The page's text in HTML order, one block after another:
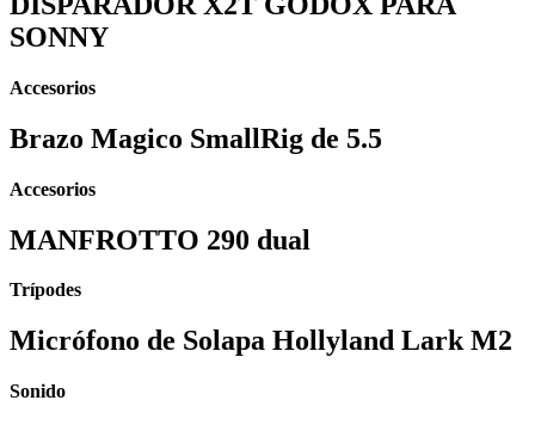
SONNY
Accesorios
Brazo Magico SmallRig de 5.5
Accesorios
MANFROTTO 290 dual
Trípodes
Micrófono de Solapa Hollyland Lark M2
Sonido